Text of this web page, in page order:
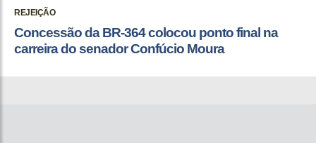
REJEIÇÃO
Concessão da BR-364 colocou ponto final na
carreira do senador Confúcio Moura